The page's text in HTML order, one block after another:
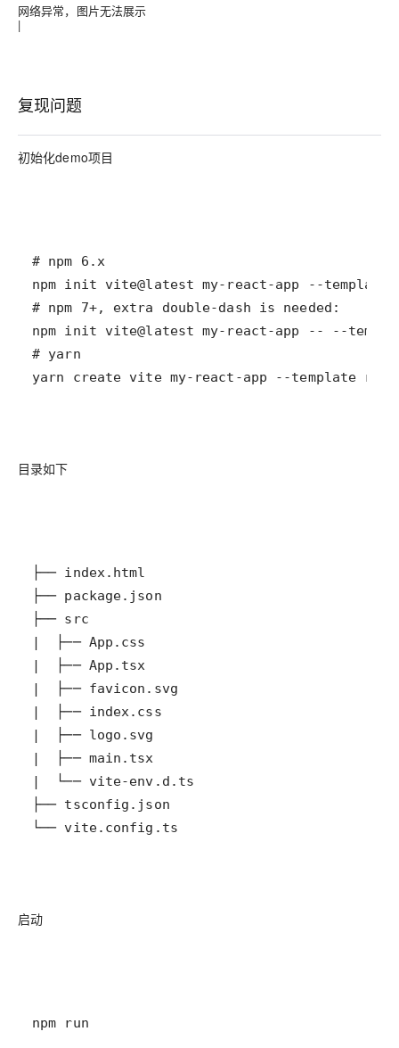
网络异常，图片无法展示
|
复现问题
初始化demo项目
# npm 6.x
yarn create vite my-react-app --template
目录如下
└── vite.config.ts
启动
npm run